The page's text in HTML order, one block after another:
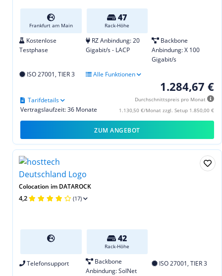
Frankfurt am Main
47
Rack-Höhe
Kostenlose
Testphase
RZ Anbindung: 20
Gigabit/s - LACP
Backbone
Anbindung: X 100
Gigabit/s
ISO 27001, TIER 3
Alle Funktionen
1.284,67 €
Durchschnittspreis pro Monat
1.130,50 €/Monat zzgl. Setup 1.850,00 €
Vertragslaufzeit: 36 Monate
Tarifdetails
ZUM ANGEBOT
Colocation im DATAROCK
4,2 (17)
42
Rack-Höhe
Telefonsupport
Backbone
Anbindung: SolNet
ISO 27001, TIER 3